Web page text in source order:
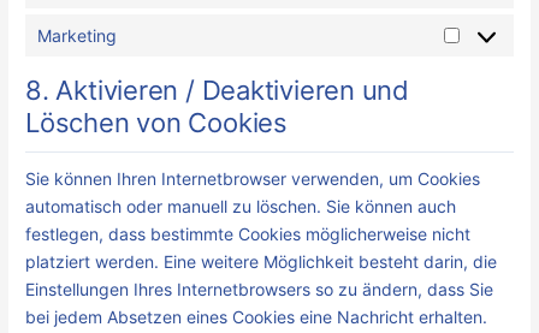
Marketing
8. Aktivieren / Deaktivieren und
Löschen von Cookies
Sie können Ihren Internetbrowser verwenden, um Cookies
automatisch oder manuell zu löschen. Sie können auch
festlegen, dass bestimmte Cookies möglicherweise nicht
platziert werden. Eine weitere Möglichkeit besteht darin, die
Einstellungen Ihres Internetbrowsers so zu ändern, dass Sie
bei jedem Absetzen eines Cookies eine Nachricht erhalten.